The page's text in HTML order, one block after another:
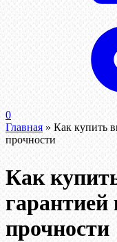
0
Главная » Как купить
прочности
Как
гарантией
прочности